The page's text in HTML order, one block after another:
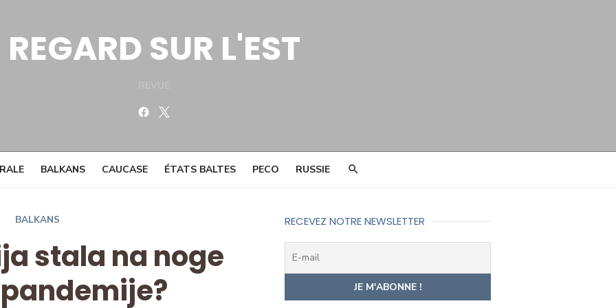
REGARD SUR L'EST
Facebook
BALKANS CAUCASE ÉTATS BALTES PECO RUSSIE
BALKANS
stala na noge
RECEVEZ NOTRE NEWSLETTER